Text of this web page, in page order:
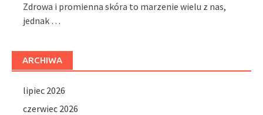
Zdrowa i promienna skóra to marzenie wielu z nas,
jednak …
ARCHIWA
lipiec 2026
czerwiec 2026